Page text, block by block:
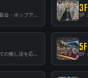
3F
5F